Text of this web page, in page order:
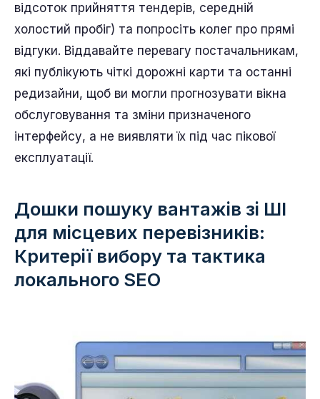
відсоток прийняття тендерів, середній
холостий пробіг) та попросіть колег про прямі
відгуки. Віддавайте перевагу постачальникам,
які публікують чіткі дорожні карти та останні
редизайни, щоб ви могли прогнозувати вікна
обслуговування та зміни призначеного
інтерфейсу, а не виявляти їх під час пікової
експлуатації.
Дошки пошуку вантажів зі ШІ
для місцевих перевізників:
Критерії вибору та тактика
локального SEO